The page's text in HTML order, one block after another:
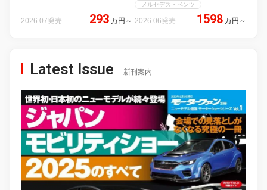
2026.07発売 293 万円 ～
メルセデス・ベンツ
2026.06発売 1598 万円 ～
Latest Issue 新刊案内